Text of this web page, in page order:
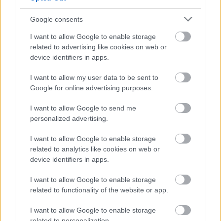
Google consents
I want to allow Google to enable storage
related to advertising like cookies on web or
device identifiers in apps.
I want to allow my user data to be sent to
Google for online advertising purposes.
I want to allow Google to send me
personalized advertising.
I want to allow Google to enable storage
related to analytics like cookies on web or
device identifiers in apps.
I want to allow Google to enable storage
related to functionality of the website or app.
I want to allow Google to enable storage
pedig Franciaországba utazhatunk majd a jövőben
innen. Ezzel újabb normál nyomtávú kapcsolat épül
ki a két ország között (az első a Barcelona-Figures
vonal, a második a bordeuxi kapcsolat lesz). Később
a vonal továbbépül Zaragossa irányába is, ezzel
összekapcsolódik a jelenleg már üzemelő
Barcelona nagysebességű vasútvonallal
Völgyhíd a vonalon (kép
forrása:www.railjournal.com)
A vonalnak további előnye, hogy csökkenti a közúti
forgalmat, és utasokat csábít át a repülőgépekről a
vasútra. Az utazás még a repülőgépnél is olcsóbb és
gyorsabb lesz, hiszen az állomások a
város szélén. A vasút környezetbarát, enyhíti a
környezetszennyezés mértékét a régióban.
A hálózat 157 km kétvágányú vonal és 37 km